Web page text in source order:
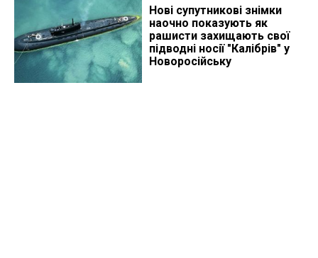
Нові супутникові знімки
наочно показують як
рашисти захищають свої
підводні носії "Калібрів" у
Новоросійську